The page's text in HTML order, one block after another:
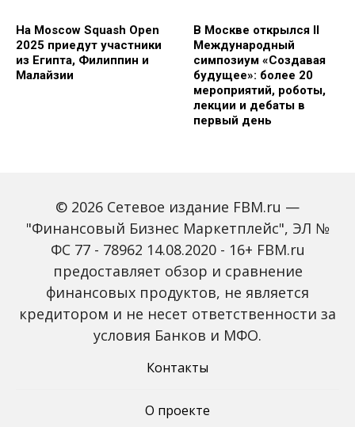
На Moscow Squash Open
2025 приедут участники
из Египта, Филиппин и
Малайзии
В Москве открылся II
Международный
симпозиум «Создавая
будущее»: более 20
мероприятий, роботы,
лекции и дебаты в
первый день
Зарплаты вырастут,
банки включат защиту
от мошенников: какие
новые законы ждут
россиян с октября
Россиян предупредили
мошенников на фоне
снижения ключевой
ставки
© 2026 Сетевое издание FBM.ru —
"Финансовый Бизнес Маркетплейс", ЭЛ №
ФС 77 - 78962 14.08.2020 - 16+ FBM.ru
предоставляет обзор и сравнение
финансовых продуктов, не является
кредитором и не несет ответственности за
условия Банков и МФО.
Контакты
О проекте